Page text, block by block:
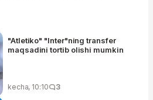
"Atletiko" "Inter"ning transfer
maqsadini tortib olishi mumkin
kecha, 10:10 3